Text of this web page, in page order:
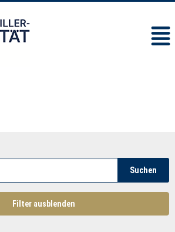
Suchen
Filter ausblenden